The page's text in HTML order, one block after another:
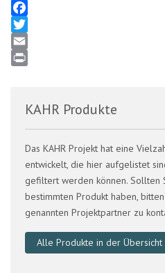
Facebook
Twitter
Email
KAHR Produkte
Das KAHR Projekt hat eine
entwickelt, die hier aufgelistet
gefiltert werden können. Sollten
bestimmten Produkt haben,
genannten Projektpartner zu
Alle Produkte in der Übersicht